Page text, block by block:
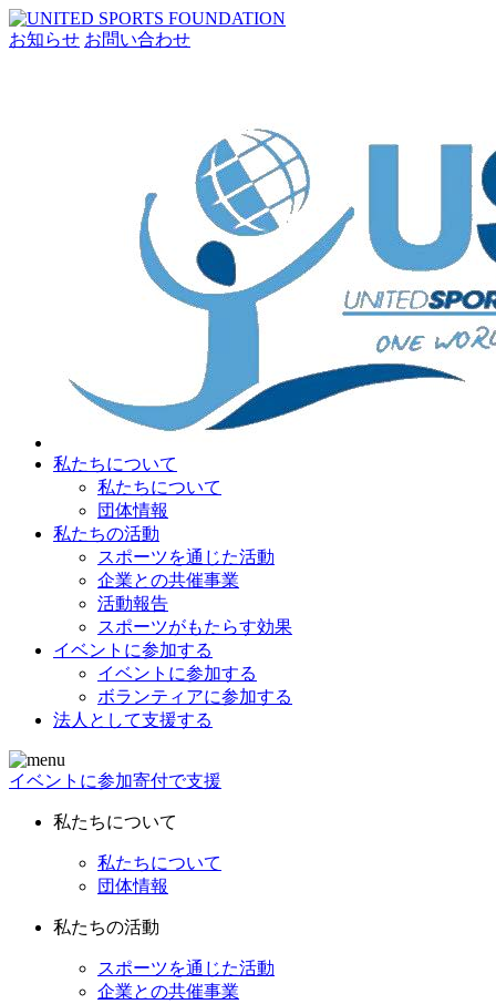
お知らせ お問い合わせ
私たちについて
私たちについて
団体情報
私たちの活動
スポーツを通じた活動
企業との共催事業
活動報告
スポーツがもたらす効果
イベントに参加する
イベントに参加する
ボランティアに参加する
法人として支援する
イベントに参加寄付で支援
私たちについて
私たちについて
団体情報
私たちの活動
スポーツを通じた活動
企業との共催事業